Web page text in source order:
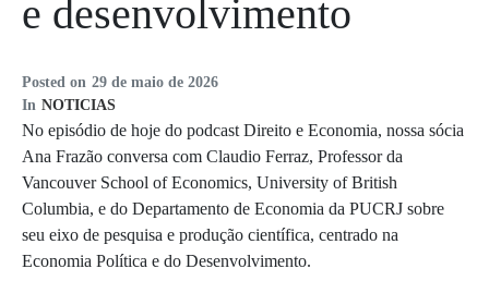
Posted on 29 de maio de 2026
In NOTICIAS
e desenvolvimento
No episódio de hoje do podcast Direito e Economia, nossa sócia
Ana Frazão conversa com Claudio Ferraz, Professor da
Vancouver School of Economics, University of British
Columbia, e do Departamento de Economia da PUCRJ sobre
seu eixo de pesquisa e produção científica, centrado na
Economia Política e do Desenvolvimento.